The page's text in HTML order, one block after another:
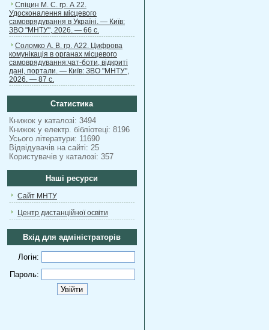
Спіцин М. С. гр. А 22.
Удосконалення місцевого
самоврядування в Україні. — Київ:
ЗВО "МНТУ", 2026. — 66 с.
Соломко А. В. гр. А22. Цифрова
комунікація в органах місцевого
самоврядування:чат-боти, відкриті
дані, портали. — Київ: ЗВО "МНТУ",
2026. — 87 с.
Статистика
Книжок у каталозі: 3494
Книжок у електр. бібліотеці: 8196
Усього літератури: 11690
Відвідувачів на сайті: 25
Користувачів у каталозі: 357
Наші ресурси
Сайт МНТУ
Центр дистанційної освіти
Вхід для адміністраторів
Логін:
Пароль: